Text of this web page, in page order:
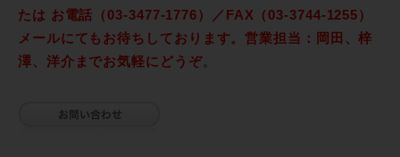
たは お電話（03-3477-1776）／FAX（03-3744-1255）
メールにてもお待ちしております。営業担当：岡田、梓
澤、洋介までお気軽にどうぞ。